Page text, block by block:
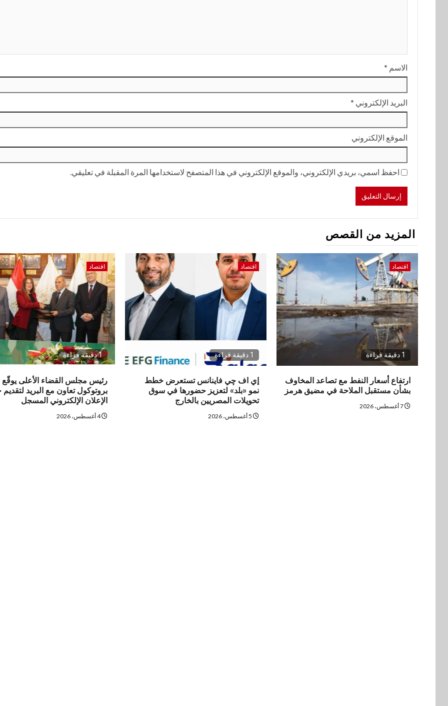
الاسم *
البريد الإلكتروني *
الموقع الإلكتروني
احفظ اسمي، بريدي الإلكتروني، والموقع الإلكتروني في هذا المتصفح لاستخدامها المرة المقبلة في تعليقي.
المزيد من القصص
اقتصاد
1 دقيقة قراءة
ارتفاع أسعار النفط مع تصاعد المخاوف
بشأن مستقبل الملاحة في مضيق هرمز
اقتصاد
1 دقيقة قراءة
إي اف چي فاينانس تستعرض خطط
نمو «بلد» لتعزيز حضورها في سوق
تحويلات المصريين بالخارج
اقتصاد
1 دقيقة قراءة
رئيس مجلس القضاء الأعلى يوقّع
بروتوكول تعاون مع البريد
الإعلان الإلكتروني المسجل
4 أغسطس، 2026